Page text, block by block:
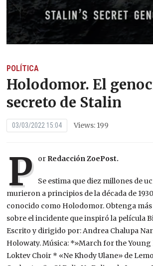
POLÍTICA
Holodomor. El
secreto de Stalin
03/03/2022 15:04 Views: 199
P or Redacción ZoePost.
Se estima que diez millones de
murieron a principios de la década de
conocido como Holodomor. Obtenga
sobre el incidente que inspiró la película
Escrito y dirigido por: Andrea Chalupa
Holowaty. Música: *»March for the
Loktev Choir * «Ne Khody Ulane» de